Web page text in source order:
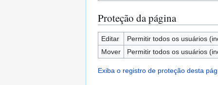
Proteção da página
Editar
Permitir todos os usuários
Mover
Permitir todos os usuários
Exiba o registro de proteção desta